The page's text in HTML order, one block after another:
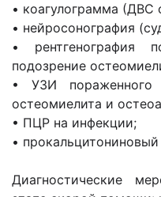
• коагулограмма (ДВС
• нейросонография
• рентгенография
подозрение
• УЗИ пораженного
остеомиелита и
• ПЦР на инфекции;
• прокальцитониновый
Диагностические